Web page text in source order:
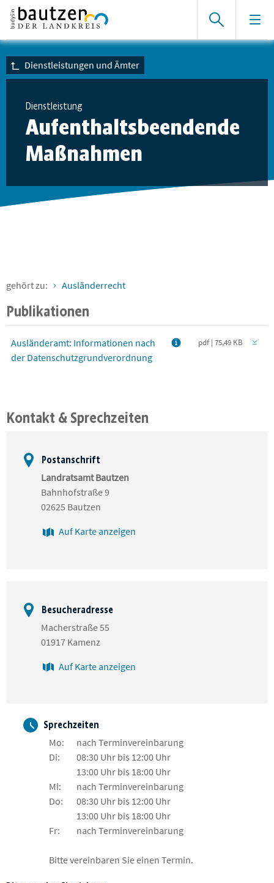
Dienstleistungen und Ämter
Dienstleistung
Aufenthaltsbeendende
Maßnahmen
gehört zu: Ausländerrecht
Publikationen
Ausländeramt: Informationen nach
der Datenschutzgrundverordnung
pdf | 75,49 KB
Kontakt & Sprechzeiten
Postanschrift
Landratsamt Bautzen
Bahnhofstraße 9
02625 Bautzen
Auf Karte anzeigen
Besucheradresse
Macherstraße 55
01917 Kamenz
Auf Karte anzeigen
Sprechzeiten
Mo:
nach Terminvereinbarung
Di:
08:30 Uhr bis 12:00 Uhr
13:00 Uhr bis 18:00 Uhr
Mi:
nach Terminvereinbarung
Do:
08:30 Uhr bis 12:00 Uhr
13:00 Uhr bis 18:00 Uhr
Fr:
nach Terminvereinbarung
Bitte vereinbaren Sie einen Termin.